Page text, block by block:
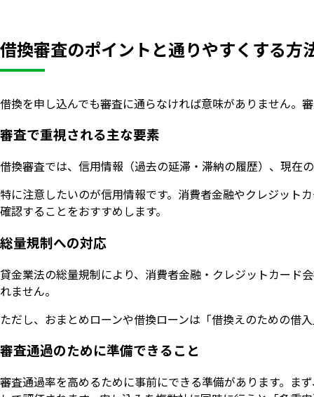
借換審査のポイントと通りやすくする方
借換を申し込んでも審査に通らなければ意味がありません。
審査で重視される主な要素
借換審査では、信用情報（過去の延滞・滞納の履歴）、現在
特に注意したいのが信用情報です。消費者金融やクレジット
確認することをおすすめします。
総量規制への対応
貸金業法の総量規制により、消費者金融・クレジットカード
れません。
ただし、おまとめローンや借換ローンは「借換えのための借
審査通過のために準備できること
審査通過率を高めるために事前にできる準備があります。ま